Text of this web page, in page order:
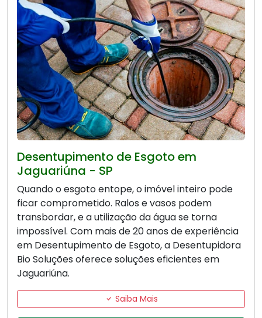
Desentupimento de Esgoto em
Jaguariúna - SP
Quando o esgoto entope, o imóvel inteiro pode
ficar comprometido. Ralos e vasos podem
transbordar, e a utilização da água se torna
impossível. Com mais de 20 anos de experiência
em Desentupimento de Esgoto, a Desentupidora
Bio Soluções oferece soluções eficientes em
Jaguariúna.
Saiba Mais